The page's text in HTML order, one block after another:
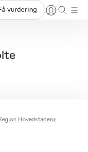
vurdering
Hovedstaden